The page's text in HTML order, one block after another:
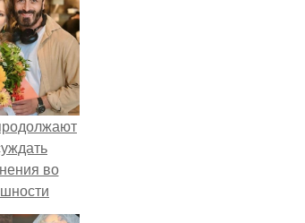
во